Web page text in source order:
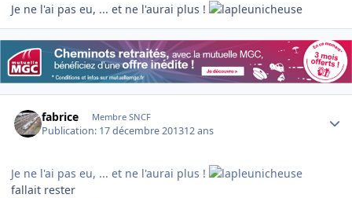
Je ne l'ai pas eu, ... et ne l'aurai plus !
fabrice Membre SNCF
Publication: 17 décembre 201312 ans
Je ne l'ai pas eu, ... et ne l'aurai plus !
fallait rester